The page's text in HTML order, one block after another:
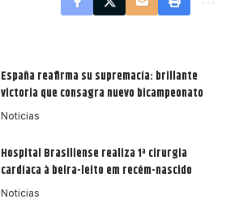
España reafirma su supremacía: brillante
victoria que consagra nuevo bicampeonato
Noticias
Hospital Brasiliense realiza 1ª cirurgia
cardíaca à beira-leito em recém-nascido
Noticias